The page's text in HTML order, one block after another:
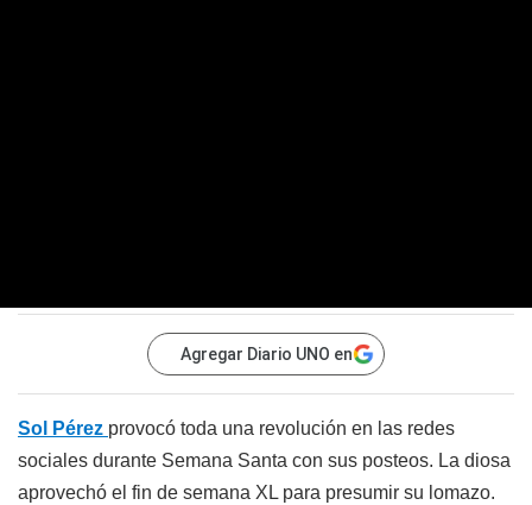
Agregar Diario UNO en
Sol Pérez provocó toda una revolución en las redes
sociales durante Semana Santa con sus posteos. La diosa
aprovechó el fin de semana XL para presumir su lomazo.